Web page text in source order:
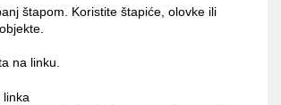
štapom. Koristite štapiće, olovke ili
na linku.
linka